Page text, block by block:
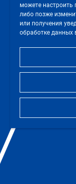
можете настроить
либо позже
или получения
обработке данных